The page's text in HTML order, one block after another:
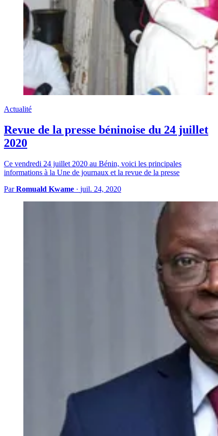
Actualité
Revue de la presse béninoise du 24 juillet
2020
Ce vendredi 24 juillet 2020 au Bénin, voici les principales
informations à la Une de journaux et la revue de la presse
ParRomuald Kwame · juil. 24, 2020